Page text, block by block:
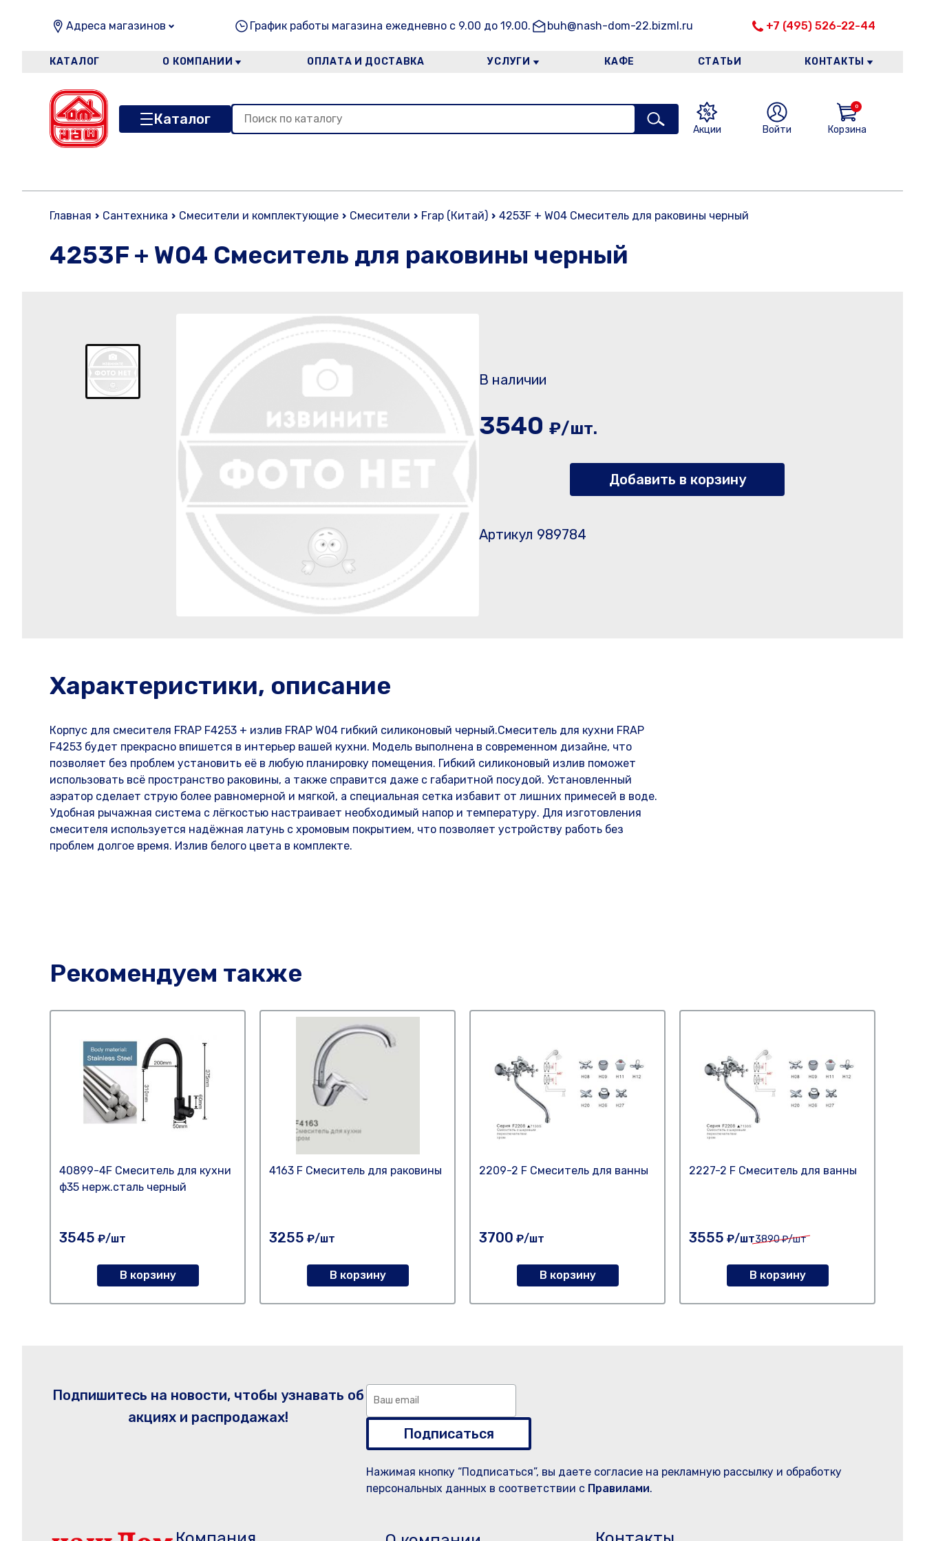
Адреса магазинов График работы магазина ежедневно с 9.00 до 19.00. buh@nash-dom-22.bizml.ru +7 (495) 526-22-44
КАТАЛОГ О КОМПАНИИ ОПЛАТА И ДОСТАВКА УСЛУГИ КАФЕ СТАТЬИ КОНТАКТЫ
Каталог
Акции Войти Корзина
0
Главная Сантехника Смесители и комплектующие Смесители Frap (Китай) 4253F + W04 Смеситель для раковины черный
4253F + W04 Смеситель для раковины черный
В наличии
3540 ₽/шт.
Добавить в корзину
Артикул 989784
Характеристики, описание
Корпус для смесителя FRAP F4253 + излив FRAP W04 гибкий силиконовый черный.Смеситель для кухни FRAP
F4253 будет прекрасно впишется в интерьер вашей кухни. Модель выполнена в современном дизайне, что
позволяет без проблем установить её в любую планировку помещения. Гибкий силиконовый излив поможет
использовать всё пространство раковины, а также справится даже с габаритной посудой. Установленный
аэратор сделает струю более равномерной и мягкой, а специальная сетка избавит от лишних примесей в воде.
Удобная рычажная система с лёгкостью настраивает необходимый напор и температуру. Для изготовления
смесителя используется надёжная латунь с хромовым покрытием, что позволяет устройству работь без
проблем долгое время. Излив белого цвета в комплекте.
Рекомендуем также
40899-4F Смеситель для кухни
ф35 нерж.сталь черный
3545 ₽/шт
В корзину
4163 F Смеситель для раковины
3255 ₽/шт
В корзину
2209-2 F Смеситель для ванны
3700 ₽/шт
В корзину
2227-2 F Смеситель для ванны
3555 ₽/шт3890₽/шт
В корзину
Подпишитесь на новости, чтобы узнавать об
акциях и распродажах!
Подписаться
Нажимая кнопку “Подписаться”, вы даете согласие на рекламную рассылку и обработку
персональных данных в соответствии с Правилами.